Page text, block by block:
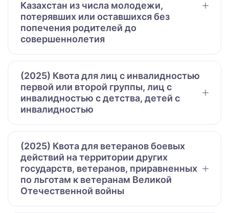
Казахстан из числа молодежи,
потерявших или оставшихся без
попечения родителей до
совершеннолетия
(2025) Квота для лиц с инвалидностью
первой или второй группы, лиц с
инвалидностью с детства, детей с
инвалидностью
(2025) Квота для ветеранов боевых
действий на территории других
государств, ветеранов, приравненных
по льготам к ветеранам Великой
Отечественной войны